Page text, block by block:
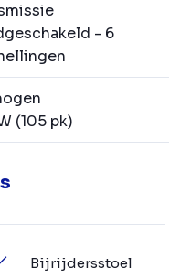
- 6
(105 pk)
Bijrijdersstoel